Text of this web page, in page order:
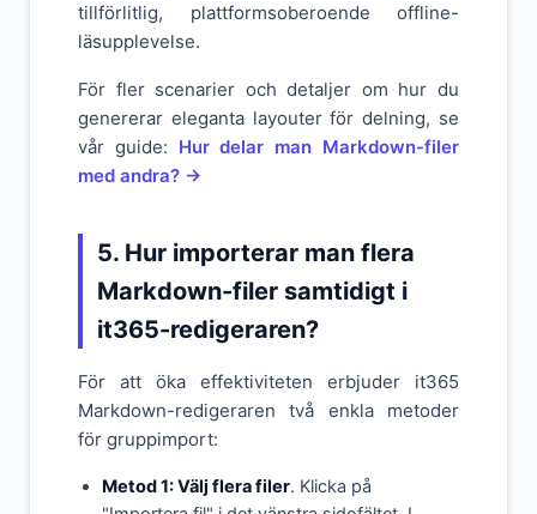
tillförlitlig, plattformsoberoende offline-
läsupplevelse.
För fler scenarier och detaljer om hur du
genererar eleganta layouter för delning, se
vår guide: Hur delar man Markdown-filer
med andra? →
5. Hur importerar man flera
Markdown-filer samtidigt i
it365-redigeraren?
För att öka effektiviteten erbjuder it365
Markdown-redigeraren två enkla metoder
för gruppimport:
Metod 1: Välj flera filer. Klicka på